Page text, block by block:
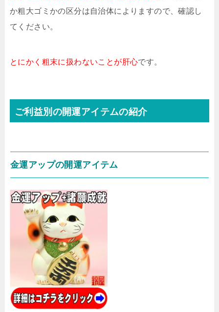
か粗大ゴミかの区分は自治体によりますので、確認し
てください。
とにかく粗末に扱わないことが肝心です。
ご利益別の開運アイテムの紹介
金運アップの開運アイテム